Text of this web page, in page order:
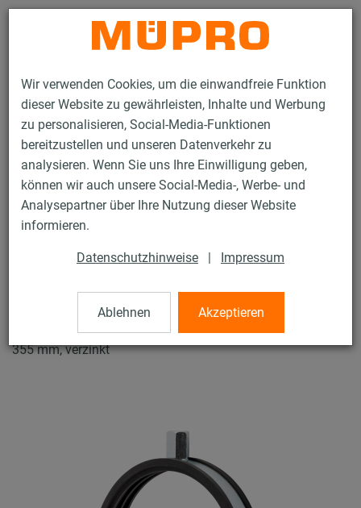
Wir verwenden Cookies, um die einwandfreie Funktion
dieser Website zu gewährleisten, Inhalte und Werbung
zu personalisieren, Social-Media-Funktionen
bereitzustellen und unseren Datenverkehr zu
analysieren. Wenn Sie uns Ihre Einwilligung geben,
können wir auch unsere Social-Media-, Werbe- und
Analysepartner über Ihre Nutzung dieser Website
informieren.
Datenschutzhinweise | Impressum
Ablehnen Akzeptieren
Kontakt
Produkte Befestigungstechnik
Rohrschellen
Lüftungsschellen Typ S
Lüftungsschellen Typ S
Lüftungsschelle Typ S DÄMMGULAST® schwarz, M8/M10,
355 mm, verzinkt